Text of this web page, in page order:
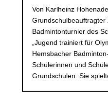
Von Karlheinz
Badmintonturnier des
„Jugend trainiert für
Hemsbacher
Schülerinnen und
Grundschulen. Sie